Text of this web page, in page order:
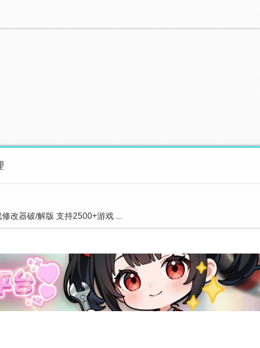
改器破/解版 支持2500+游戏 ...